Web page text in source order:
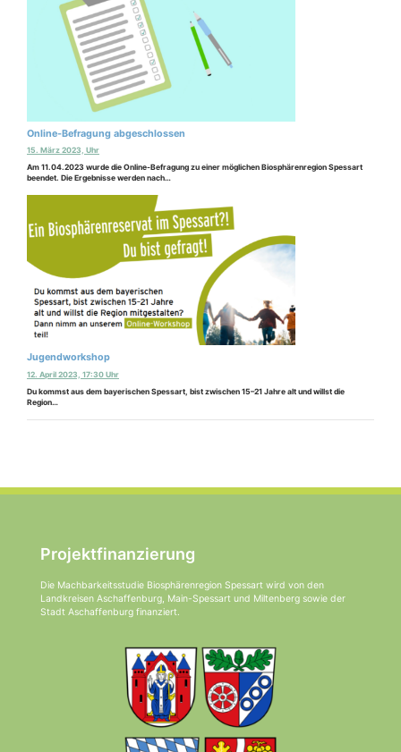
Online-Befragung abgeschlossen
15. März 2023, Uhr
Am 11.04.2023 wurde die Online-Befragung zu einer möglichen Biosphärenregion Spessart
beendet. Die Ergebnisse werden nach…
Jugendworkshop
12. April 2023, 17:30 Uhr
Du kommst aus dem bayerischen Spessart, bist zwischen 15–21 Jahre alt und willst die
Region…
Projektfinanzierung
Die Machbarkeitsstudie Biosphärenregion Spessart wird von den
Landkreisen Aschaffenburg, Main-Spessart und Miltenberg sowie der
Stadt Aschaffenburg finanziert.